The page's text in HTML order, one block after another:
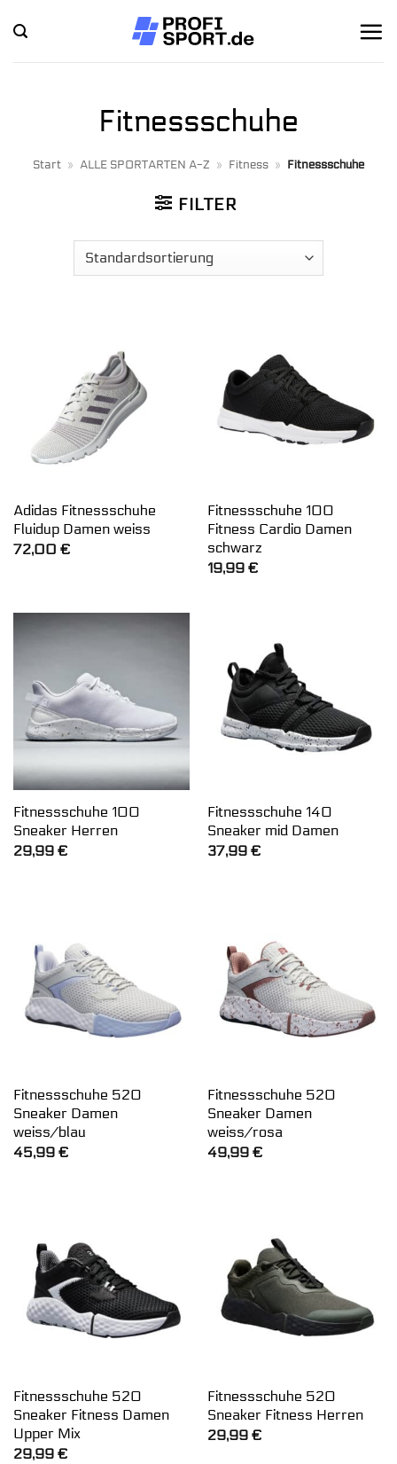
Inhalt
springen
Fitnessschuhe
Start » ALLE SPORTARTEN A-Z » Fitness » Fitnessschuhe
FILTER
Adidas Fitnessschuhe
Fluidup Damen weiss
72,00 €
Fitnessschuhe 100
Fitness Cardio Damen
schwarz
19,99 €
Fitnessschuhe 100
Sneaker Herren
29,99 €
Fitnessschuhe 140
Sneaker mid Damen
37,99 €
Fitnessschuhe 520
Sneaker Damen
weiss/blau
45,99 €
Fitnessschuhe 520
Sneaker Damen
weiss/rosa
49,99 €
Fitnessschuhe 520
Sneaker Fitness Damen
Upper Mix
29,99 €
Fitnessschuhe 520
Sneaker Fitness Herren
29,99 €